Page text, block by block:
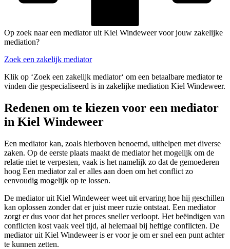
Op zoek naar een mediator uit Kiel Windeweer voor jouw zakelijke
mediation?
Zoek een zakelijk mediator
Klik op ‘Zoek een zakelijk mediator‘ om een betaalbare mediator te
vinden die gespecialiseerd is in zakelijke mediation Kiel Windeweer.
Redenen om te kiezen voor een mediator
in Kiel Windeweer
Een mediator kan, zoals hierboven benoemd, uithelpen met diverse
zaken. Op de eerste plaats maakt de mediator het mogelijk om de
relatie niet te verpesten, vaak is het namelijk zo dat de gemoederen
hoog Een mediator zal er alles aan doen om het conflict zo
eenvoudig mogelijk op te lossen.
De mediator uit Kiel Windeweer weet uit ervaring hoe hij geschillen
kan oplossen zonder dat er juist meer ruzie ontstaat. Een mediator
zorgt er dus voor dat het proces sneller verloopt. Het beëindigen van
conflicten kost vaak veel tijd, al helemaal bij heftige conflicten. De
mediator uit Kiel Windeweer is er voor je om er snel een punt achter
te kunnen zetten.